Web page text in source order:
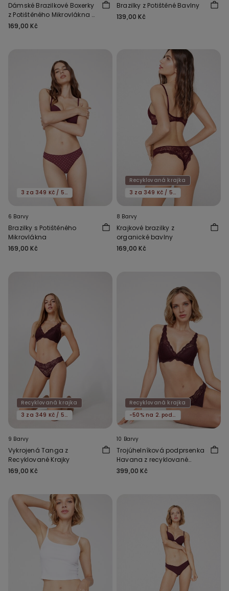
Dámské Brazilkové Boxerky
z Potištěného Mikrovlákna a
Recyklované Krajky
169,00 Kč
Brazilky z Potištěné Bavlny
139,00 Kč
3 za 349 Kč / 5 za 549 Kč
6 Barvy
Brazilky s Potištěného
Mikrovlákna
169,00 Kč
Recyklovaná krajka
3 za 349 Kč / 5 za 549 Kč
8 Barvy
Krajkové brazilky z
organické bavlny
169,00 Kč
Recyklovaná krajka
3 za 349 Kč / 5 za 549 Kč
9 Barvy
Vykrojená Tanga z
Recyklované Krajky
169,00 Kč
Recyklovaná krajka
-50% na 2. podprsenku
10 Barvy
Trojúhelníková podprsenka
Havana z recyklované
krajky
399,00 Kč